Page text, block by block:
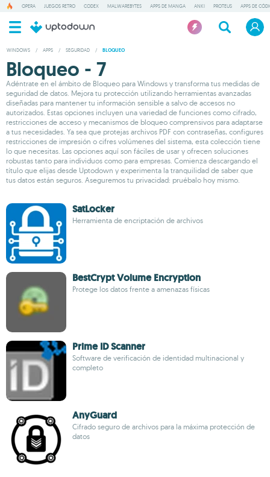
OPERA JUEGOS RETRO CODEX MALWAREBYTES APPS DE MANGA ANKI PROTEUS APPS DE
WINDOWS / APPS / SEGURIDAD / BLOQUEO
Bloqueo - 7
Adéntrate en el ámbito de Bloqueo para Windows y transforma tus medidas de
seguridad de datos. Mejora tu protección utilizando herramientas avanzadas
diseñadas para mantener tu información sensible a salvo de accesos no
autorizados. Estas opciones incluyen una variedad de funciones como cifrado,
restricciones de acceso y mecanismos de bloqueo comprensivos para adaptarse
a tus necesidades. Ya sea que protejas archivos PDF con contraseñas, configures
restricciones de impresión o cifres volúmenes del sistema, esta colección tiene
lo que necesitas. Las opciones aquí son fáciles de usar y ofrecen soluciones
robustas tanto para individuos como para empresas. Comienza descargando el
título que elijas desde Uptodown y experimenta la tranquilidad de saber que
tus datos están seguros. Aseguremos tu privacidad: pruébalo hoy mismo.
SatLocker
Herramienta de encriptación de archivos
BestCrypt Volume Encryption
Protege los datos frente a amenazas físicas
Prime ID Scanner
Software de verificación de identidad multinacional y
completo
AnyGuard
Cifrado seguro de archivos para la máxima protección de
datos